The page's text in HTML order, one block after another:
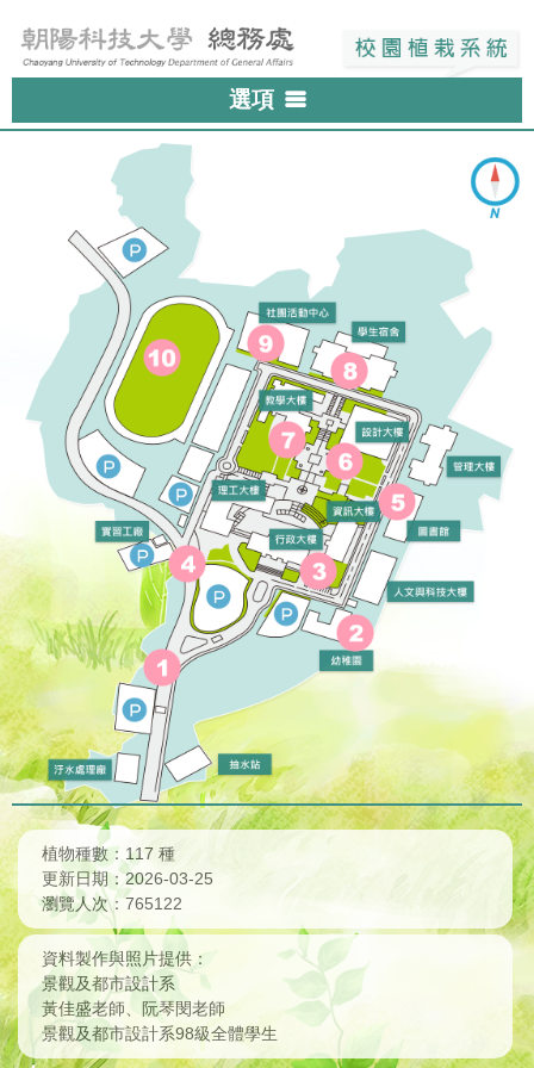
選項
入口區
幼稚園與停車場
行政區
立體停車區
管理區
設計區
宿舍區
社團區
運動場區
開花季節 4
春
夏
秋
冬
物種 5
棕櫚
灌木
喬木
藤本
其他
搜尋
植物種數：117 種
更新日期：2026-03-25
瀏覽人次：765122
資料製作與照片提供：
景觀及都市設計系
黃佳盛老師、阮琴閔老師
景觀及都市設計系98級全體學生